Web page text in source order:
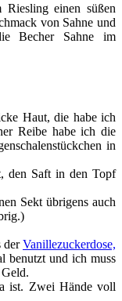
einen süßen
von Sahne und
Becher Sahne im
Haut, die habe ich
Reibe habe ich die
in
den Saft in den Topf
Sekt übrigens auch
derVanillezuckerdose,
benutzt und ich muss
ist. Zwei Hände voll